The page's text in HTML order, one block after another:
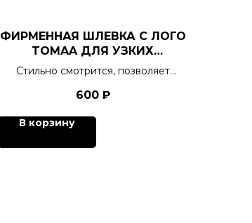
ФИРМЕННАЯ ШЛЕВКА С ЛОГО
TOMAA ДЛЯ УЗКИХ
Стильно смотрится, позволяет
600 ₽
В корзину